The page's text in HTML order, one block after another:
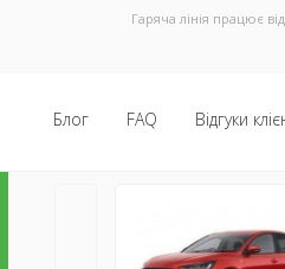
Гаряча лінія працює
Блог FAQ Відгуки